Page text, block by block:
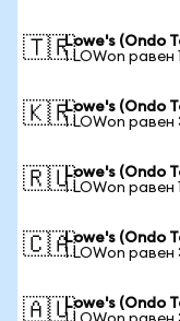
🇹🇷Lowe's (Ondo
1 LOWon равен
🇰🇷Lowe's (Ondo
1 LOWon
🇷🇺Lowe's (Ondo
1 LOWon равен
🇨🇦Lowe's (Ondo
1 LOWon
🇦🇺Lowe's (Ondo